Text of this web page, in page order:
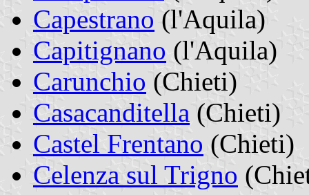
Capestrano (l'Aquila)
Capitignano (l'Aquila)
Carunchio (Chieti)
Casacanditella (Chieti)
Castel Frentano (Chieti)
Celenza sul Trigno